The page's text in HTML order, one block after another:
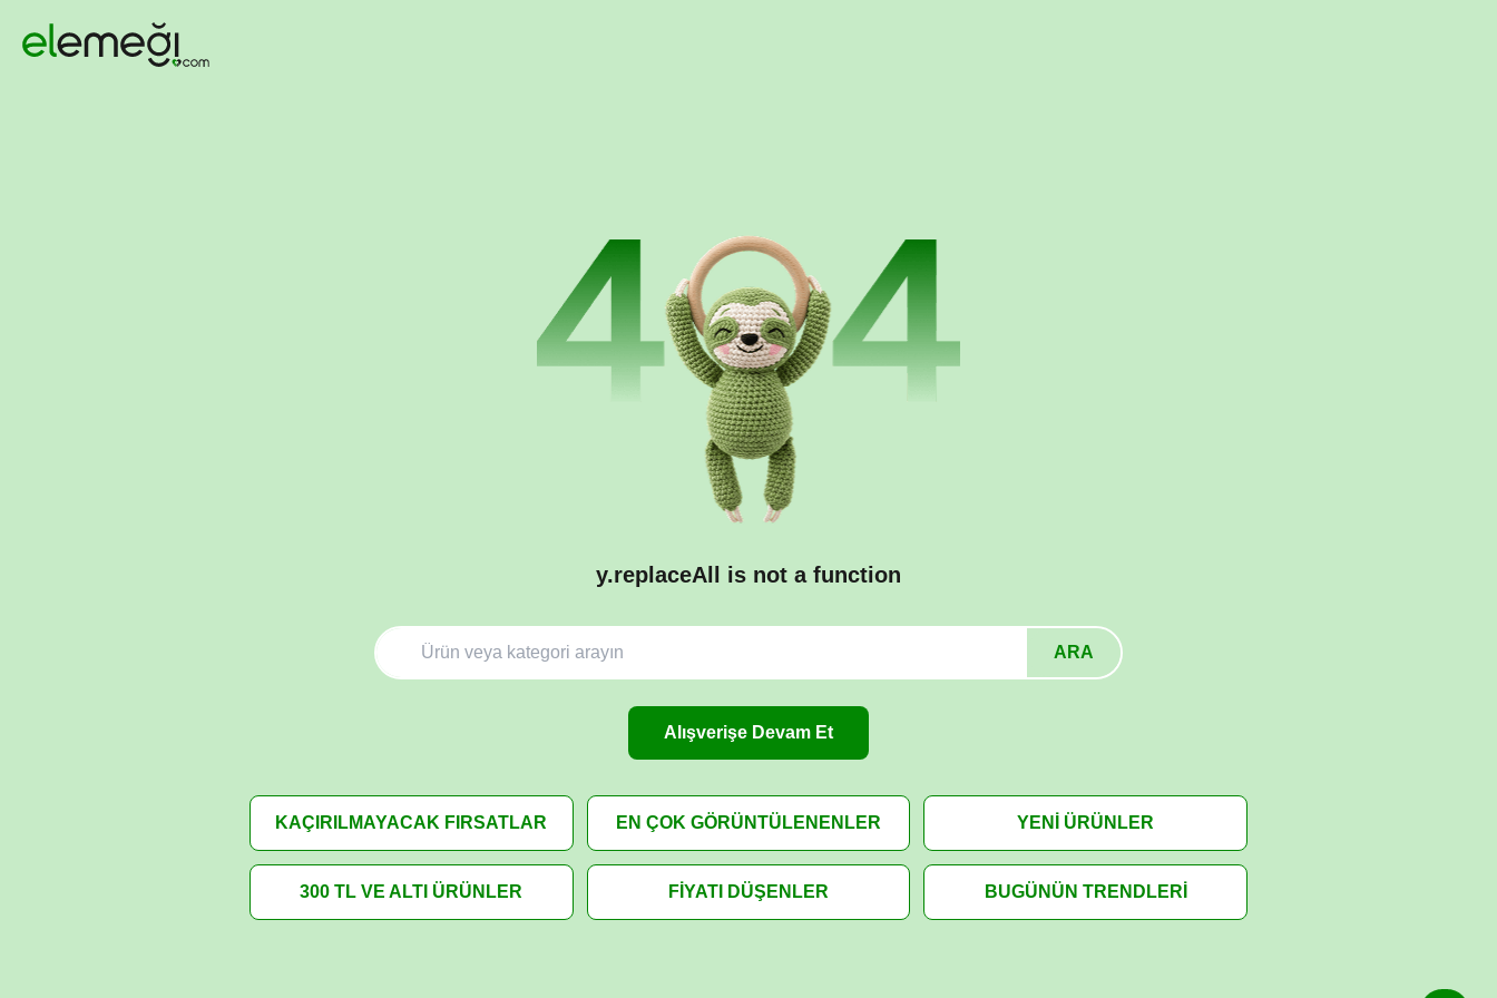
y.replaceAll is not a function
ARA
Alışverişe Devam Et
KAÇIRILMAYACAK FIRSATLAR EN ÇOK GÖRÜNTÜLENENLER YENİ ÜRÜNLER
300 TL VE ALTI ÜRÜNLER FİYATI DÜŞENLER BUGÜNÜN TRENDLERİ